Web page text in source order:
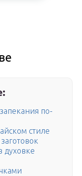
по-
стиле
духовке